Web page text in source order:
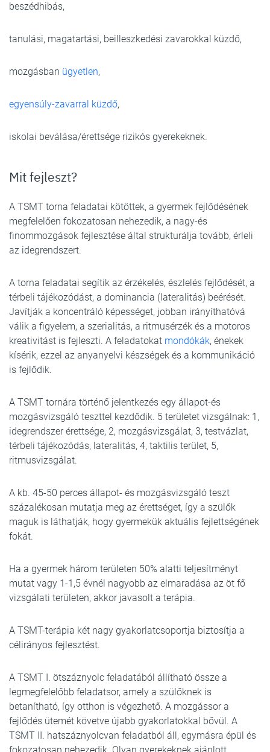
beszédhibás,
tanulási, magatartási, beilleszkedési zavarokkal küzdő,
mozgásban ügyetlen,
egyensúly-zavarral küzdő,
iskolai beválása/érettsége rizikós gyerekeknek.
Mit fejleszt?
A TSMT torna feladatai kötöttek, a gyermek fejlődésének
megfelelően fokozatosan nehezedik, a nagy-és
finommozgások fejlesztése által strukturálja tovább, érleli
az idegrendszert.
A torna feladatai segítik az érzékelés, észlelés fejlődését, a
térbeli tájékozódást, a dominancia (lateralitás) beérését.
Javítják a koncentráló képességet, jobban irányíthatóvá
válik a figyelem, a szerialitás, a ritmusérzék és a motoros
kreativitást is fejleszti. A feladatokat mondókák, énekek
kísérik, ezzel az anyanyelvi készségek és a kommunikáció
is fejlődik.
A TSMT tornára történő jelentkezés egy állapot-és
mozgásvizsgáló teszttel kezdődik. 5 területet vizsgálnak: 1,
idegrendszer érettsége, 2, mozgásvizsgálat, 3, testvázlat,
térbeli tájékozódás, lateralitás, 4, taktilis terület, 5,
ritmusvizsgálat.
A kb. 45-50 perces állapot- és mozgásvizsgáló teszt
százalékosan mutatja meg az érettséget, így a szülők
maguk is láthatják, hogy gyermekük aktuális fejlettségének
fokát.
Ha a gyermek három területen 50% alatti teljesítményt
mutat vagy 1-1,5 évnél nagyobb az elmaradása az öt fő
vizsgálati területen, akkor javasolt a terápia.
A TSMT-terápia két nagy gyakorlatcsoportja biztosítja a
célirányos fejlesztést.
A TSMT I. ötszáznyolc feladatából állítható össze a
legmegfelelőbb feladatsor, amely a szülőknek is
betanítható, így otthon is végezhető. A mozgássor a
fejlődés ütemét követve újabb gyakorlatokkal bővül. A
TSMT II. hatszáznyolcvan feladatból áll, egymásra épül és